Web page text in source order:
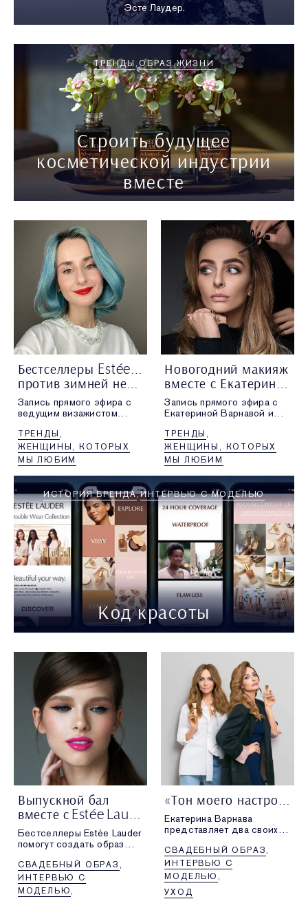
Эсте Лаудер.
Строить будущее
косметической индустрии
вместе
ТРЕНДЫ ОБРАЗ ЖИЗНИ
против зимней непогоды
Запись прямого эфира с
ведущим визажистом
посвященный продуктам
Estée Lauder для ухода
за кожей зимой.
ТРЕНДЫ
ЖЕНЩИНЫ, КОТОРЫХ
МЫ ЛЮБИМ
Новогодний макияж
вместе с Екатериной Варнавой
Запись прямого эфира с
Екатериной Варнавой и
бренда Юлией Сероштан.
ТРЕНДЫ
ЖЕНЩИНЫ, КОТОРЫХ
МЫ ЛЮБИМ
Код красоты
ИСТОРИЯ БРЕНДА ИНТЕРВЬЮ С МОДЕЛЬЮ
Выпускной бал
вместе с Estée Lauder
Бестселлеры Estée Lauder
помогут создать образ
на котором вы станете
королевой!
СВАДЕБНЫЙ ОБРАЗ
ИНТЕРВЬЮ С
МОДЕЛЬЮ
«‎Тон моего настроения»
Екатерина Варнава
представляет два своих
средства Estée Lauder —
Futurist и Double Wear —
каждый для особого
настроения.
СВАДЕБНЫЙ ОБРАЗ
ИНТЕРВЬЮ С
МОДЕЛЬЮ
УХОД